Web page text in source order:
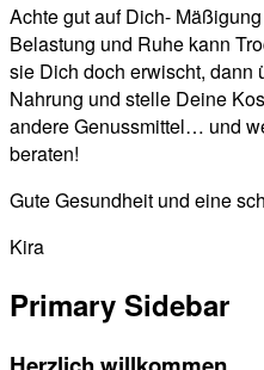
Achte gut auf Dich-
Belastung und Ruhe kann
sie Dich doch erwischt, dann
Nahrung und stelle Deine
andere Genussmittel… und
beraten!
Gute Gesundheit und eine
Kira
Primary Sidebar